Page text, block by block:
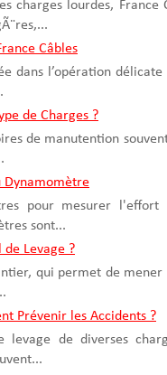
charges lourdes, France
Câbles
dans l’opération
de Charges ?
de manutention
Dynamomètre
pour mesurer
sont...
Levage ?
qui permet de
Prévenir les Accidents ?
levage de diverses